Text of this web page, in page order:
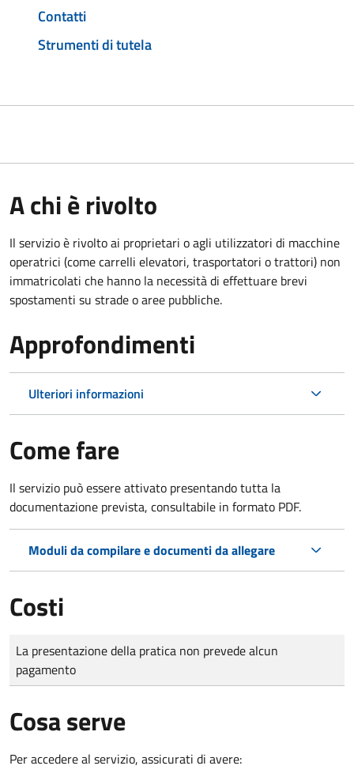
Contatti
Strumenti di tutela
A chi è rivolto
Il servizio è rivolto ai proprietari o agli utilizzatori di macchine
operatrici (come carrelli elevatori, trasportatori o trattori) non
immatricolati che hanno la necessità di effettuare brevi
spostamenti su strade o aree pubbliche.
Approfondimenti
Ulteriori informazioni
Come fare
Il servizio può essere attivato presentando tutta la
documentazione prevista, consultabile in formato PDF.
Moduli da compilare e documenti da allegare
Costi
Tipo di pagamento
Importo
La presentazione della pratica non prevede alcun
pagamento
Cosa serve
Per accedere al servizio, assicurati di avere: